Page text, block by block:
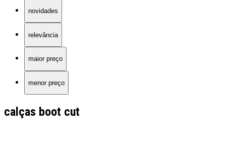
novidades
relevância
maior preço
menor preço
calças boot cut